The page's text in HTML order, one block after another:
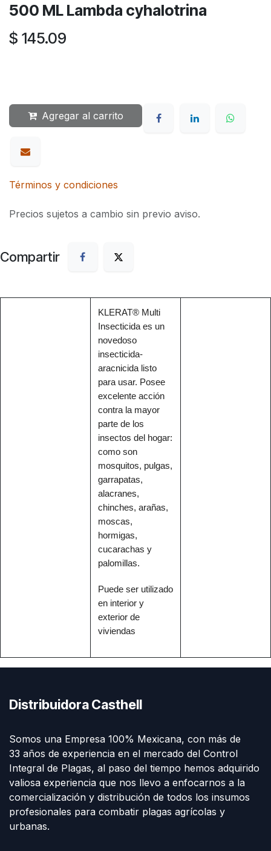
500 ML Lambda cyhalotrina
$ 145.09
Agregar al carrito
Términos y condiciones
Precios sujetos a cambio sin previo aviso.
Compartir
KLERAT® Multi
Insecticida es un
novedoso
insecticida-
aracnicida listo
para usar. Posee
excelente acción
contra la mayor
parte de los
insectos del hogar:
como son
mosquitos, pulgas,
garrapatas,
alacranes,
chinches, arañas,
moscas,
hormigas,
cucarachas y
palomillas.
Puede ser utilizado
en interior y
exterior de
viviendas
Distribuidora Casthell
Somos una Empresa 100% Mexicana, con más de
33 años de experiencia en el mercado del Control
Integral de Plagas, al paso del tiempo hemos adquirido
valiosa experiencia que nos llevo a enfocarnos a la
comercialización y distribución de todos los insumos
profesionales para combatir plagas agrícolas y
urbanas.